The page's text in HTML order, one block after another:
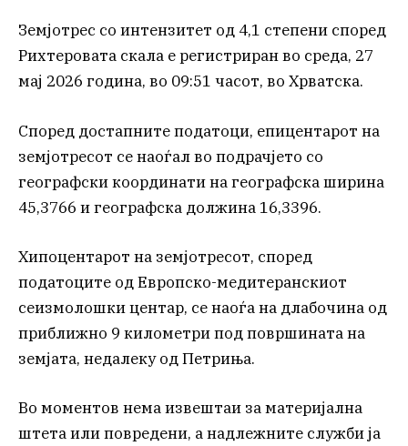
Земјотрес со интензитет од 4,1 степени според
Рихтеровата скала е регистриран во среда, 27
мај 2026 година, во 09:51 часот, во Хрватска.
Според достапните податоци, епицентарот на
земјотресот се наоѓал во подрачјето со
географски координати на географска ширина
45,3766 и географска должина 16,3396.
Хипоцентарот на земјотресот, според
податоците од Европско-медитеранскиот
сеизмолошки центар, се наоѓа на длабочина од
приближно 9 километри под површината на
земјата, недалеку од Петриња.
Во моментов нема извештаи за материјална
штета или повредени, а надлежните служби ја